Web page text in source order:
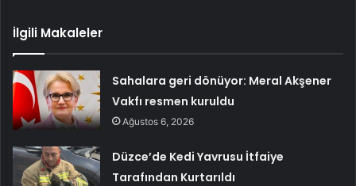
İlgili Makaleler
Sahalara geri dönüyor: Meral Akşener
Vakfı resmen kuruldu
Ağustos 6, 2026
Düzce’de Kedi Yavrusu İtfaiye
Tarafından Kurtarıldı